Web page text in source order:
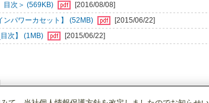
目次＞ (569KB)
[2016/08/08]
ンパワーカセット】 (52MB)
[2015/06/22]
次】 (1MB)
[2015/06/22]